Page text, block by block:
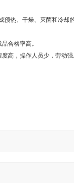
预热、干燥、灭菌和冷却
合格率高。
度高，操作人员少，劳